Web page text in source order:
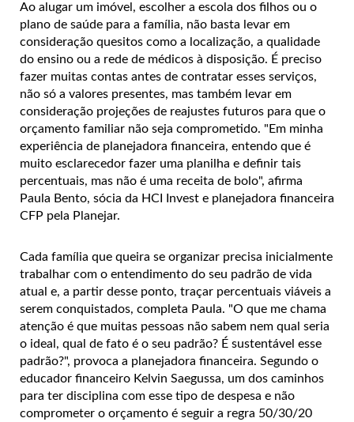
Ao alugar um imóvel, escolher a escola dos filhos ou o
plano de saúde para a família, não basta levar em
consideração quesitos como a localização, a qualidade
do ensino ou a rede de médicos à disposição. É preciso
fazer muitas contas antes de contratar esses serviços,
não só a valores presentes, mas também levar em
consideração projeções de reajustes futuros para que o
orçamento familiar não seja comprometido. "Em minha
experiência de planejadora financeira, entendo que é
muito esclarecedor fazer uma planilha e definir tais
percentuais, mas não é uma receita de bolo", afirma
Paula Bento, sócia da HCI Invest e planejadora financeira
CFP pela Planejar.
Cada família que queira se organizar precisa inicialmente
trabalhar com o entendimento do seu padrão de vida
atual e, a partir desse ponto, traçar percentuais viáveis a
serem conquistados, completa Paula. "O que me chama
atenção é que muitas pessoas não sabem nem qual seria
o ideal, qual de fato é o seu padrão? É sustentável esse
padrão?", provoca a planejadora financeira. Segundo o
educador financeiro Kelvin Saegussa, um dos caminhos
para ter disciplina com esse tipo de despesa e não
comprometer o orçamento é seguir a regra 50/30/20